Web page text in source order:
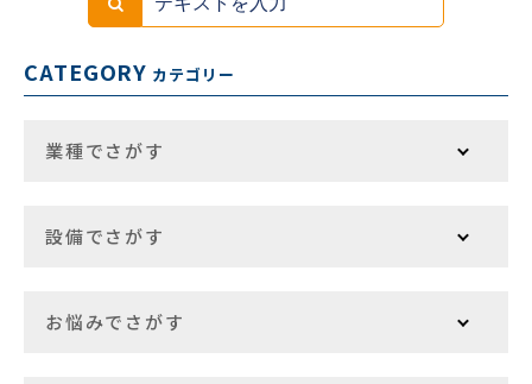
CATEGORY カテゴリー
業種でさがす
設備でさがす
お悩みでさがす